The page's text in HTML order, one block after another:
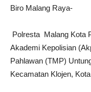
Biro Malang Raya-
Polresta Malang Kota
Akademi Kepolisian
Pahlawan (TMP)
Kecamatan Klojen,